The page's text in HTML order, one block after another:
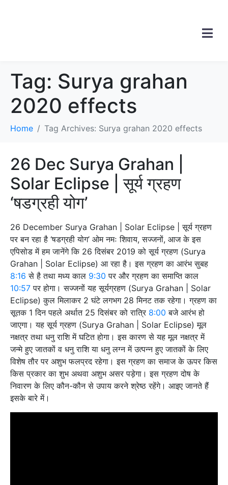
Tag: Surya grahan
2020 effects
Home Tag Archives: Surya grahan 2020 effects
26 Dec Surya Grahan |
Solar Eclipse | सूर्य ग्रहण
‘षडग्रही योग’
26 December Surya Grahan | Solar Eclipse | सूर्य ग्रहण
पर बन रहा है ‘षडग्रही योग’ ओम नमः शिवाय, सज्जनों, आज के इस
एपिसोड में हम जानेंगे कि 26 दिसंबर 2019 को सूर्य ग्रहण (Surya
Grahan | Solar Eclipse) आ रहा है। इस ग्रहण का आरंभ सुबह
8:16 से है तथा मध्य काल 9:30 पर और ग्रहण का समाप्ति काल
10:57 पर होगा। सज्जनों यह सूर्यग्रहण (Surya Grahan | Solar
Eclipse) कुल मिलाकर 2 घंटे लगभग 28 मिनट तक रहेगा। ग्रहण का
सूतक 1 दिन पहले अर्थात 25 दिसंबर को रात्रि 8:00 बजे आरंभ हो
जाएगा। यह सूर्य ग्रहण (Surya Grahan | Solar Eclipse) मूल
नक्षत्र तथा धनु राशि में घटित होगा। इस कारण से यह मूल नक्षत्र में
जन्मे हुए जातकों व धनु राशि या धनु लग्न में उत्पन्न हुए जातकों के लिए
विशेष तौर पर अशुभ फलप्रद रहेगा। इस ग्रहण का समाज के ऊपर किस
किस प्रकार का शुभ अथवा अशुभ असर पड़ेगा। इस ग्रहण दोष के
निवारण के लिए कौन-कौन से उपाय करने श्रेष्ठ रहेंगे। आइए जानते हैं
इसके बारे में।